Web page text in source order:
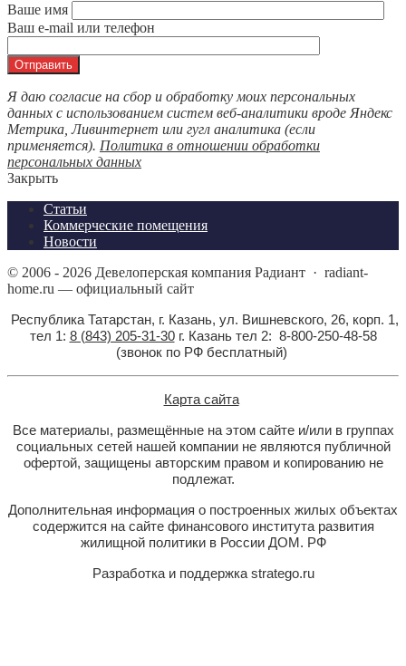
Ваше имя
Ваш e-mail или телефон
Я даю согласие на сбор и обработку моих персональных
данных с использованием систем веб-аналитики вроде Яндекс
Метрика, Ливинтернет или гугл аналитика (если
применяется). Политика в отношении обработки
персональных данных
Закрыть
Статьи
Коммерческие помещения
Новости
© 2006 - 2026 Девелоперская компания Радиант · radiant-
home.ru — официальный сайт
Республика Татарстан, г. Казань, ул. Вишневского, 26, корп. 1,
тел 1: 8 (843) 205-31-30г. Казань тел 2: 8-800-250-48-58
(звонок по РФ бесплатный)
Карта сайта
Все материалы, размещённые на этом сайте и/или в группах
социальных сетей нашей компании не являются публичной
офертой, защищены авторским правом и копированию не
подлежат.
Дополнительная информация о построенных жилых объектах
содержится на сайте финансового института развития
жилищной политики в России ДОМ. РФ
Разработка и поддержка stratego.ru